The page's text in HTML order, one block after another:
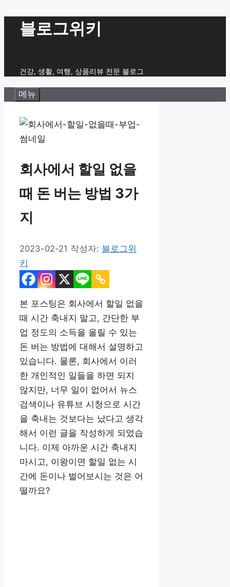
블로그위키
건강, 생활, 여행, 상품리뷰 전문 블로그
메뉴
회사에서 할일 없을
때 돈 버는 방법 3가
지
2023-02-21 작성자: 블로그위
키
본 포스팅은 회사에서 할일 없을
때 시간 축내지 말고, 간단한 부
업 정도의 소득을 올릴 수 있는
돈 버는 방법에 대해서 설명하고
있습니다. 물론, 회사에서 이러
한 개인적인 일들을 하면 되지
않지만, 너무 일이 없어서 뉴스
검색이나 유튜브 시청으로 시간
을 축내는 것보다는 났다고 생각
해서 이런 글을 작성하게 되었습
니다. 이제 아까운 시간 축내지
마시고, 이왕이면 할일 없는 시
간에 돈이나 벌어보시는 것은 어
떨까요?